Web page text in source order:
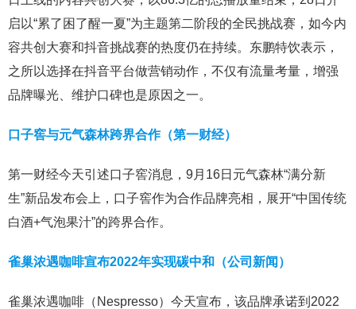
启以“累了困了醒一夏”为主题第二阶段的全民挑战赛，如今内
容共创大赛和抖音挑战赛的热度仍在持续。东鹏特饮表示，
之所以选择在抖音平台做营销动作，不仅有流量考量，增强
品牌曝光、维护口碑也是原因之一。
口子窖与元气森林跨界合作（第一财经）
第一财经今天引述口子窖消息，9月16日元气森林“满分新
生”新品发布会上，口子窖作为合作品牌亮相，展开“中国传统
白酒+气泡果汁”的跨界合作。
雀巢浓遇咖啡宣布2022年实现碳中和（公司新闻）
雀巢浓遇咖啡（Nespresso）今天宣布，该品牌承诺到2022